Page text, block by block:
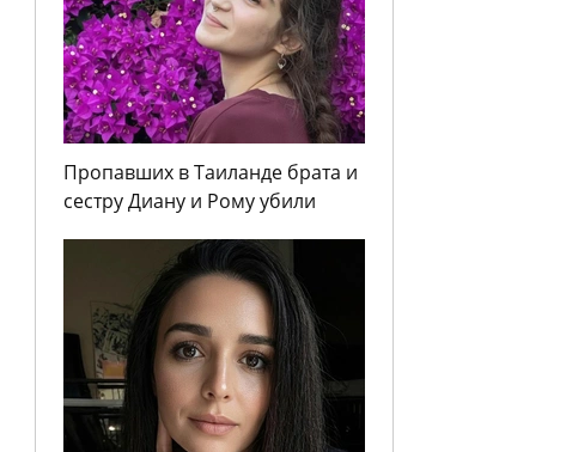
Пропавших в Таиланде брата и
сестру Диану и Рому убили